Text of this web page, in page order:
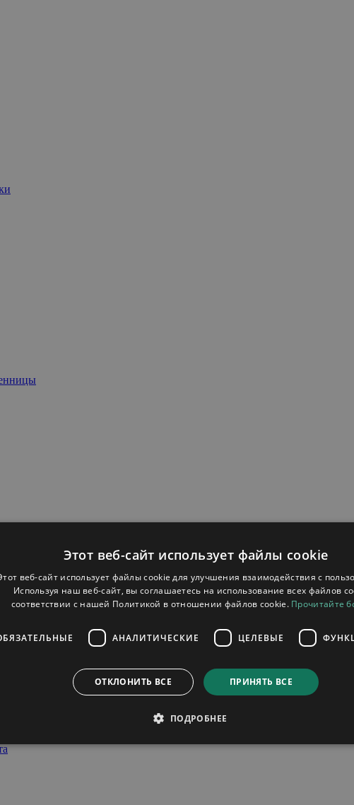
внутренняя)
Этот веб-сайт использует файлы cookie
веб-сайт использует файлы cookie для улучшения взаимодействия с
Используя наш веб-сайт, вы соглашаетесь на использование всех файлов
соответствии с нашей Политикой в ​​отношении файлов cookie. Прочитайте
АНАЛИТИЧЕСКИЕ ЦЕЛЕВЫЕ
ПРИНЯТЬ ВСЕ
ОТКЛОНИТЬ ВСЕ
ПОДРОБНЕЕ